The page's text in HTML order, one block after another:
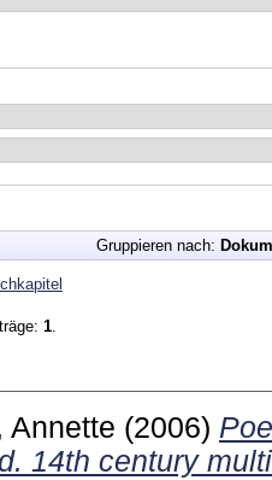
Gruppieren nach:
1
Annette (2006)
14th century